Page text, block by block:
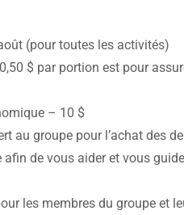
(pour toutes les activités)
$ par portion est pour
– 10 $
au groupe pour l’achat des
de vous aider et vous
les membres du groupe et